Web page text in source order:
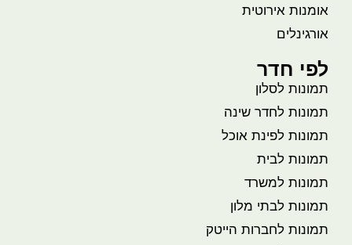
אומנות אירוטית
אורגינלים
לפי חדר
תמונות לסלון
תמונות לחדר שינה
תמונות לפינת אוכל
תמונות לבית
תמונות למשרד
תמונות לבתי מלון
תמונות לחברות הייטק